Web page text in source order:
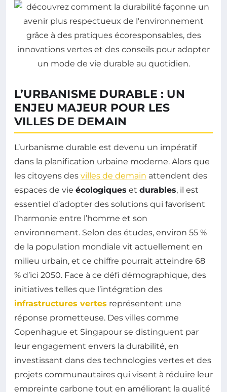
L’URBANISME DURABLE : UN
ENJEU MAJEUR POUR LES
VILLES DE DEMAIN
L’urbanisme durable est devenu un impératif
dans la planification urbaine moderne. Alors que
les citoyens des villes de demain attendent des
espaces de vie écologiques et durables, il est
essentiel d’adopter des solutions qui favorisent
l’harmonie entre l’homme et son
environnement. Selon des études, environ 55 %
de la population mondiale vit actuellement en
milieu urbain, et ce chiffre pourrait atteindre 68
% d’ici 2050. Face à ce défi démographique, des
initiatives telles que l’intégration des
infrastructures vertes représentent une
réponse prometteuse. Des villes comme
Copenhague et Singapour se distinguent par
leur engagement envers la durabilité, en
investissant dans des technologies vertes et des
projets communautaires qui visent à réduire leur
empreinte carbone tout en améliorant la qualité